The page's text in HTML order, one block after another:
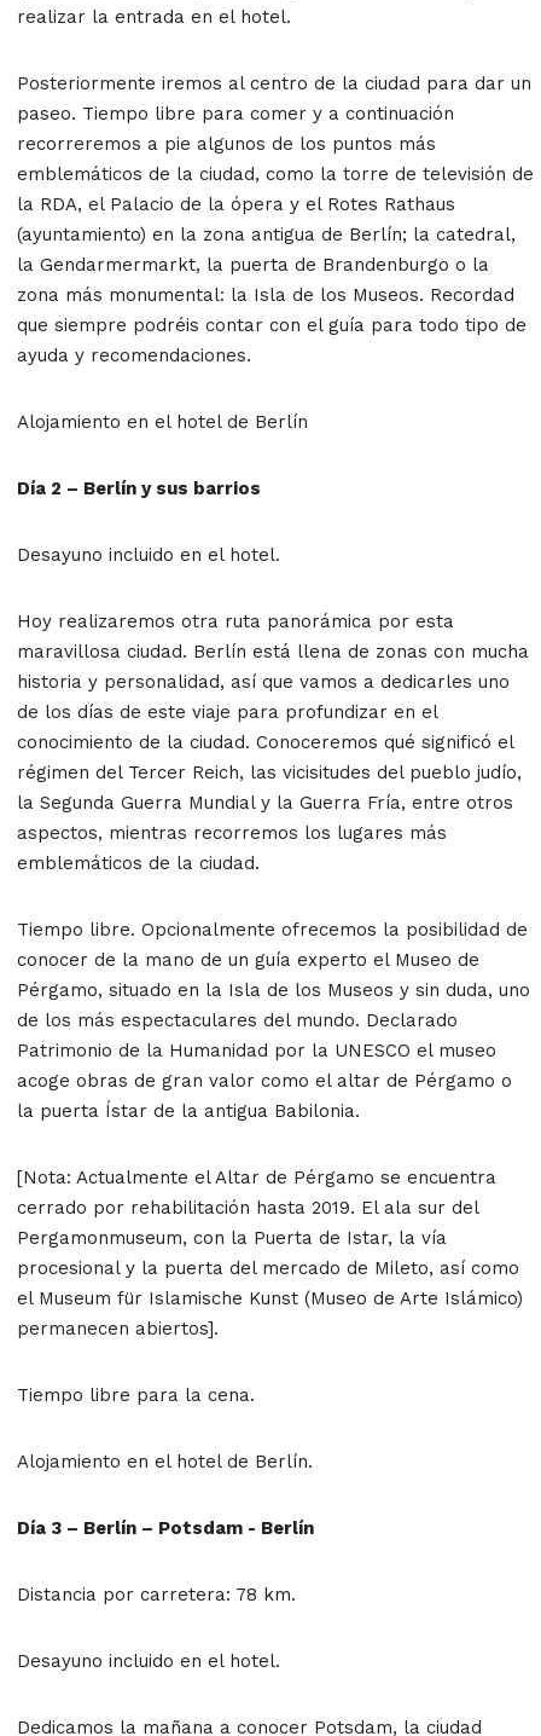
realizar la entrada en el hotel.
Posteriormente iremos al centro de la ciudad para dar un
paseo. Tiempo libre para comer y a continuación
recorreremos a pie algunos de los puntos más
emblemáticos de la ciudad, como la torre de televisión de
la RDA, el Palacio de la ópera y el Rotes Rathaus
(ayuntamiento) en la zona antigua de Berlín; la catedral,
la Gendarmermarkt, la puerta de Brandenburgo o la
zona más monumental: la Isla de los Museos. Recordad
que siempre podréis contar con el guía para todo tipo de
ayuda y recomendaciones.
Alojamiento en el hotel de Berlín
Día 2 – Berlín y sus barrios
Desayuno incluido en el hotel.
Hoy realizaremos otra ruta panorámica por esta
maravillosa ciudad. Berlín está llena de zonas con mucha
historia y personalidad, así que vamos a dedicarles uno
de los días de este viaje para profundizar en el
conocimiento de la ciudad. Conoceremos qué significó el
régimen del Tercer Reich, las vicisitudes del pueblo judío,
la Segunda Guerra Mundial y la Guerra Fría, entre otros
aspectos, mientras recorremos los lugares más
emblemáticos de la ciudad.
Tiempo libre. Opcionalmente ofrecemos la posibilidad de
conocer de la mano de un guía experto el Museo de
Pérgamo, situado en la Isla de los Museos y sin duda, uno
de los más espectaculares del mundo. Declarado
Patrimonio de la Humanidad por la UNESCO el museo
acoge obras de gran valor como el altar de Pérgamo o
la puerta Ístar de la antigua Babilonia.
[Nota: Actualmente el Altar de Pérgamo se encuentra
cerrado por rehabilitación hasta 2019. El ala sur del
Pergamonmuseum, con la Puerta de Istar, la vía
procesional y la puerta del mercado de Mileto, así como
el Museum für Islamische Kunst (Museo de Arte Islámico)
permanecen abiertos].
Tiempo libre para la cena.
Alojamiento en el hotel de Berlín.
Día 3 – Berlín – Potsdam - Berlín
Distancia por carretera: 78 km.
Desayuno incluido en el hotel.
Dedicamos la mañana a conocer Potsdam, la ciudad